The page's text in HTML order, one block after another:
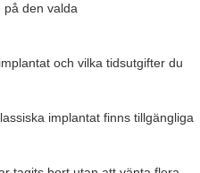
på den valda
och vilka tidsutgifter du
implantat finns tillgängliga